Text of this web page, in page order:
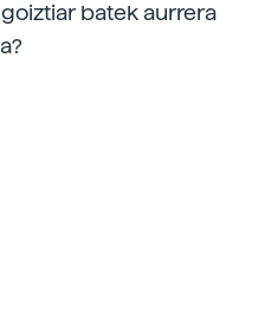
batek aurrera